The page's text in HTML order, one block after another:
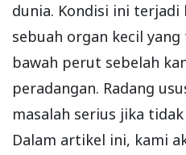
dunia. Kondisi ini
sebuah organ kecil
bawah perut sebelah
peradangan. Radang
masalah serius jika
Dalam artikel ini, kami